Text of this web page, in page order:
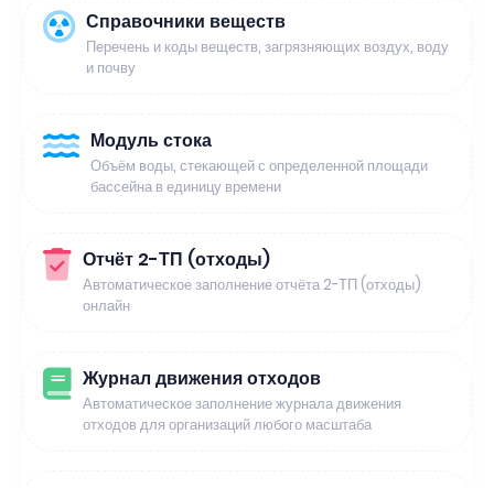
Справочники веществ
Перечень и коды веществ, загрязняющих воздух, воду
и почву
Модуль стока
Объём воды, стекающей с определенной площади
бассейна в единицу времени
Отчёт 2-ТП (отходы)
Автоматическое заполнение отчёта 2-ТП (отходы)
онлайн
Журнал движения отходов
Автоматическое заполнение журнала движения
отходов для организаций любого масштаба